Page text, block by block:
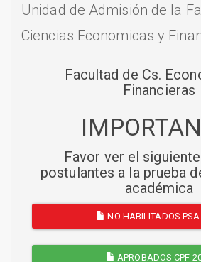
Unidad de Admisión de la
Ciencias Economicas y
Facultad de Cs.
Financieras
Favor ver el
postulantes a la prueba
académica
NO HABILITADOS
APROBADOS CPF